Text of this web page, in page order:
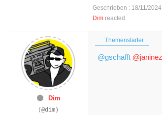
Geschrieben : 18/11/
Dim reacted
Dim
(@dim)
Themenstarter
@gschafft @janinez